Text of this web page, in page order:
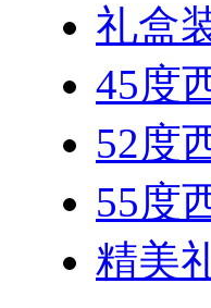
礼盒
45度
52度
55度
精美